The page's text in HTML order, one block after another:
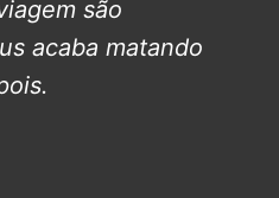
são
acaba matando